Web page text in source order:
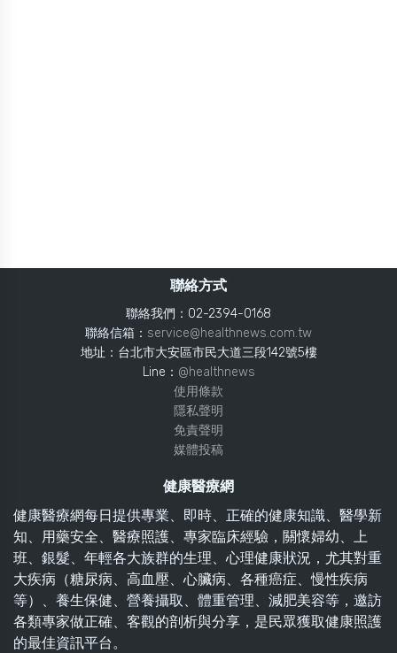
聯絡方式
聯絡我們：02-2394-0168
聯絡信箱： service@healthnews.com.tw
地址：台北市大安區市民大道三段142號5樓
Line： @healthnews
使用條款
隱私聲明
免責聲明
媒體投稿
健康醫療網
健康醫療網每日提供專業、即時、正確的健康知識、醫學新
知、用藥安全、醫療照護、專家臨床經驗，關懷婦幼、上
班、銀髮、年輕各大族群的生理、心理健康狀況，尤其對重
大疾病（糖尿病、高血壓、心臟病、各種癌症、慢性疾病
等）、養生保健、營養攝取、體重管理、減肥美容等，邀訪
各類專家做正確、客觀的剖析與分享，是民眾獲取健康照護
的最佳資訊平台。